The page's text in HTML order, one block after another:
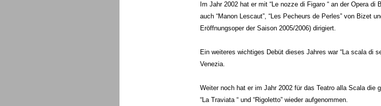
Im Jahr 2002 hat er mit “Le nozze di Figaro “ an der Opera di
auch “Manon Lescaut”, “Les Pecheurs de Perles” von Bizet
Eröffnungsoper der Saison 2005/2006) dirigiert.
Ein weiteres wichtiges Debüt dieses Jahres war “La scala di
Venezia.
Weiter noch hat er im Jahr 2002 für das Teatro alla Scala die
“La Traviata “ und “Rigoletto” wieder aufgenommen.